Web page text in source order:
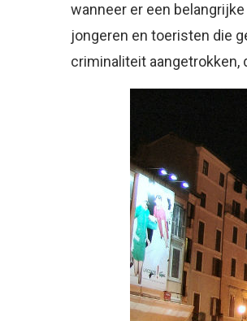
wanneer er een
jongeren en toeristen die
criminaliteit aangetrokken,